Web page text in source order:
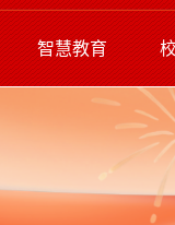
智慧教育